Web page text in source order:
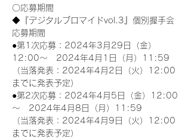
〇応募期間
◆『デジタルブロマイドvol.3』個別握手会
応募期間
●第1次応募：2024年3月29日（金）
12:00～　2024年4月1日（月）11:59
（当落発表：2024年4月2日（火）12:00
までに発表予定）
●第2次応募：2024年4月5日（金）12:00
～　2024年4月8日（月）11:59
（当落発表：2024年4月9日（火）12:00
までに発表予定）